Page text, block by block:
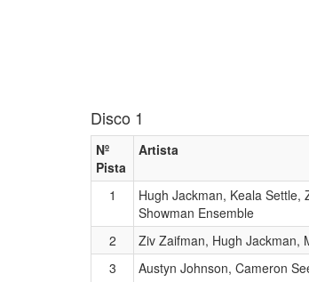
Disco 1
Nº
Pista
Artista
1
Hugh Jackman, Keala
Showman Ensemble
2 Ziv Zaifman, Hugh Jackman,
3
Austyn Johnson, Cameron